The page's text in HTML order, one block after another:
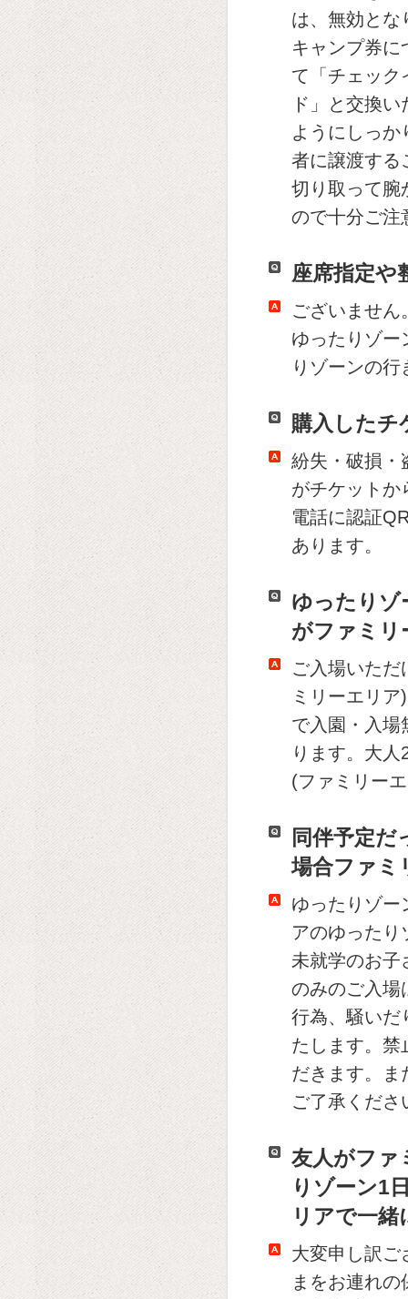
は、無効とな
キャンプ券に
て「チェック
ド」と交換
ようにしっ
者に譲渡する
切り取って腕
ので十分ご注
座席指定や
ございません
ゆったりゾー
りゾーンの
購入したチ
紛失・破損・
がチケットか
電話に認証
あります。
ゆったりゾ
がファミリ
ご入場いた
ミリーエリ
で入園・入場
ります。大
(ファミリー
同伴予定
場合ファミ
ゆったりゾー
アのゆったり
未就学のお子
のみのご入場
行為、騒いだ
たします。禁
だきます。ま
ご了承くださ
友人がファ
りゾーン1
リアで一
大変申し訳ご
まをお連れ